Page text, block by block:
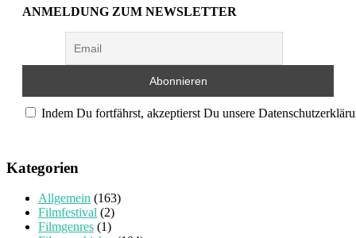
ANMELDUNG ZUM NEWSLETTER
Indem Du fortfährst, akzeptierst Du unsere
Kategorien
Allgemein (163)
Filmfestival (2)
Filmgenres (1)